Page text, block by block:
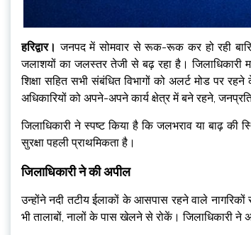
हरिद्वार। जनपद में सोमवार से रूक-रूक कर हो रही
जलाशयों का जलस्तर तेजी से बढ़ रहा है। जिलाधिकारी
शिक्षा सहित सभी संबंधित विभागों को अलर्ट मोड पर
अधिकारियों को अपने-अपने कार्य क्षेत्र में बने रहने,
जिलाधिकारी ने स्पष्ट किया है कि जलभराव या बाढ़ की
सुरक्षा पहली प्राथमिकता है।
जिलाधिकारी ने की अपील
उन्होंने नदी तटीय ईलाकों के आसपास रहने वाले
भी तालाबों, नालों के पास खेलने से रोकें। जिलाधिकारी